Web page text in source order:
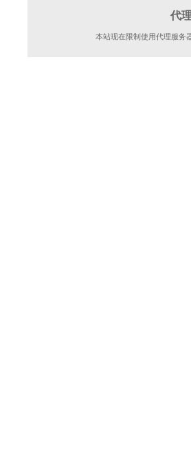
代
本站现在限制使用代理服务